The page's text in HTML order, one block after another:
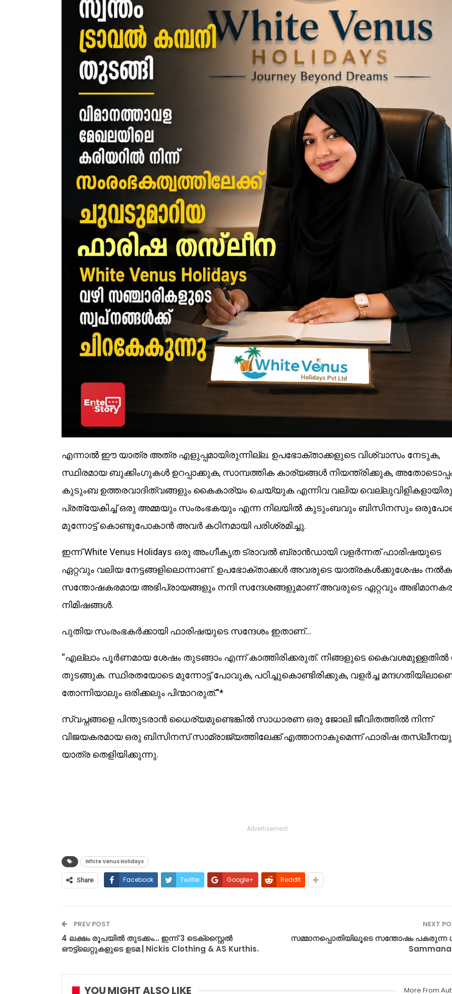
എന്നാൽ ഈ യാത്ര അത്ര എളുപ്പമായിരുന്നില്ല. ഉപഭോക്താക്കളുടെ വിശ്വാസം നേടുക,
സ്ഥിരമായ ബുക്കിംഗുകൾ ഉറപ്പാക്കുക, സാമ്പത്തിക കാര്യങ്ങൾ നിയന്ത്രിക്കുക,
കുടുംബ ഉത്തരവാദിത്വങ്ങളും കൈകാര്യം ചെയ്യുക എന്നിവ വലിയ
പ്രത്യേകിച്ച് ഒരു അമ്മയും സംരംഭകയും എന്ന നിലയിൽ കുടുംബവും ബിസിനസും
മുന്നോട്ട് കൊണ്ടുപോകാൻ അവർ കഠിനമായി പരിശ്രമിച്ചു.
ഇന്ന് White Venus Holidays ഒരു അംഗീകൃത ട്രാവൽ ബ്രാൻഡായി വളർന്നത് ഫാരിഷയുടെ
ഏറ്റവും വലിയ നേട്ടങ്ങളിലൊന്നാണ്. ഉപഭോക്താക്കൾ അവരുടെ യാത്രകൾക്കുശേഷം
സന്തോഷകരമായ അഭിപ്രായങ്ങളും നന്ദി സന്ദേശങ്ങളുമാണ് അവരുടെ ഏറ്റവും
നിമിഷങ്ങൾ.
പുതിയ സംരംഭകർക്കായി ഫാരിഷയുടെ സന്ദേശം ഇതാണ്…
“എല്ലാം പൂർണമായ ശേഷം തുടങ്ങാം എന്ന് കാത്തിരിക്കരുത്. നിങ്ങളുടെ കൈവശമുള്ളതിൽ
തുടങ്ങുക. സ്ഥിരതയോടെ മുന്നോട്ട് പോവുക, പഠിച്ചുകൊണ്ടിരിക്കുക, വളർച്ച
തോന്നിയാലും ഒരിക്കലും പിന്മാറരുത്.”*
സ്വപ്നങ്ങളെ പിന്തുടരാൻ ധൈര്യമുണ്ടെങ്കിൽ സാധാരണ ഒരു ജോലി ജീവിതത്തിൽ നിന്ന്
വിജയകരമായ ഒരു ബിസിനസ് സാമ്രാജ്യത്തിലേക്ക് എത്താനാകുമെന്ന് ഫാരിഷ
യാത്ര തെളിയിക്കുന്നു.
Advertisement
White Venus Holidays
Share Facebook Twitter Google+ ReddIt
PREV POST
4 ലക്ഷം രൂപയിൽ തുടക്കം… ഇന്ന് 3 ടെക്സ്റ്റൈൽ
ഔട്ട്‌ലെറ്റുകളുടെ ഉടമ | Nickis Clothing & AS Kurthis.
NEXT
സമ്മാനപ്പൊതിയിലൂടെ സന്തോഷം പകരുന്ന
YOU MIGHT ALSO LIKE More From